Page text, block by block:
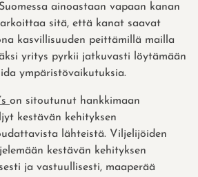
ainoastaan vapaan kanan
sitä, että kanat saavat
kasvillisuuden peittämillä mailla
yritys pyrkii jatkuvasti löytämään
ympäristövaikutuksia.
on sitoutunut hankkimaan
kestävän kehityksen
lähteistä. Viljelijöiden
kestävän kehityksen
ja vastuullisesti, maaperää